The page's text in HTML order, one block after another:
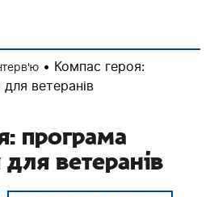
• Компас героя:
ветеранів
програма
ветеранів